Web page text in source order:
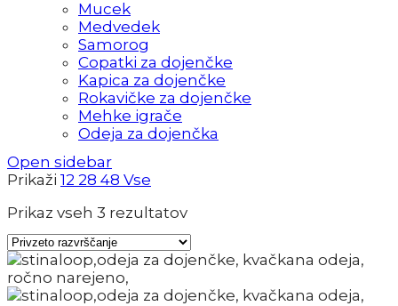
Mucek
Medvedek
Samorog
Copatki za dojenčke
Kapica za dojenčke
Rokavičke za dojenčke
Mehke igrače
Odeja za dojenčka
Open sidebar
Prikaži 12 28 48 Vse
Prikaz vseh 3 rezultatov